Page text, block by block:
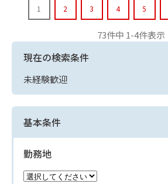
1 2 3 4 5
73件中 1-4件表示
現在の検索条件
未経験歓迎
基本条件
勤務地